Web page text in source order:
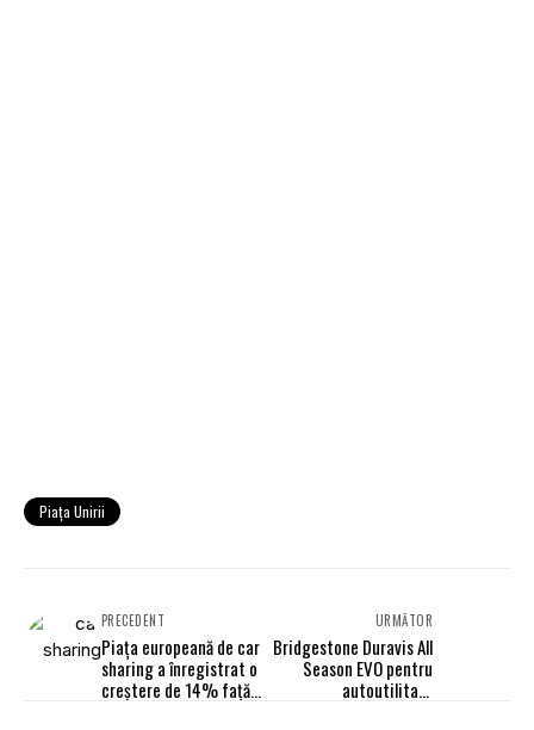
Piaţa Unirii
PRECEDENT
Piața europeană de car
sharing a înregistrat o
creștere de 14% față
URMĂTOR
Bridgestone Duravis All
Season EVO pentru
autoutilitare